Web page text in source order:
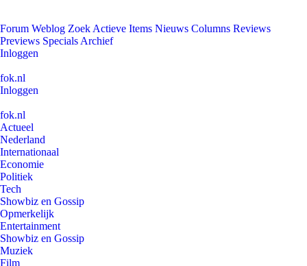
Forum Weblog Zoek Actieve Items Nieuws Columns Reviews
Previews Specials Archief
Inloggen
fok.nl
Inloggen
fok.nl
Actueel
Nederland
Internationaal
Economie
Politiek
Tech
Showbiz en Gossip
Opmerkelijk
Entertainment
Showbiz en Gossip
Muziek
Film